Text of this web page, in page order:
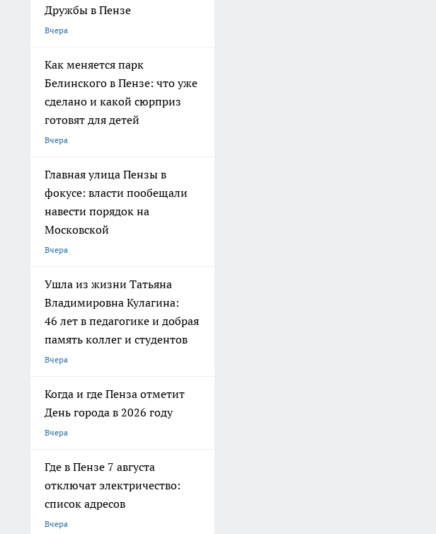
Дружбы в Пензе
Вчера
Как меняется парк
Белинского в Пензе: что уже
сделано и какой сюрприз
готовят для детей
Вчера
Главная улица Пензы в
фокусе: власти пообещали
навести порядок на
Московской
Вчера
Ушла из жизни Татьяна
Владимировна Кулагина:
46 лет в педагогике и добрая
память коллег и студентов
Вчера
Когда и где Пенза отметит
День города в 2026 году
Вчера
Где в Пензе 7 августа
отключат электричество:
список адресов
Вчера